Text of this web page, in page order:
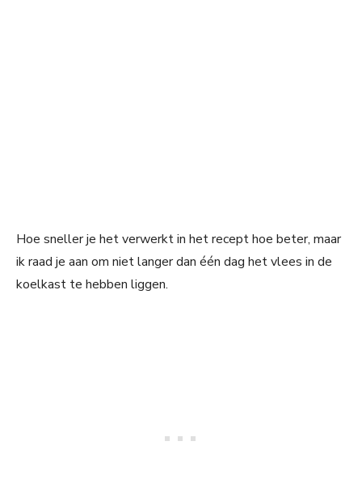
Hoe sneller je het verwerkt in het recept hoe beter, maar
ik raad je aan om niet langer dan één dag het vlees in de
koelkast te hebben liggen.